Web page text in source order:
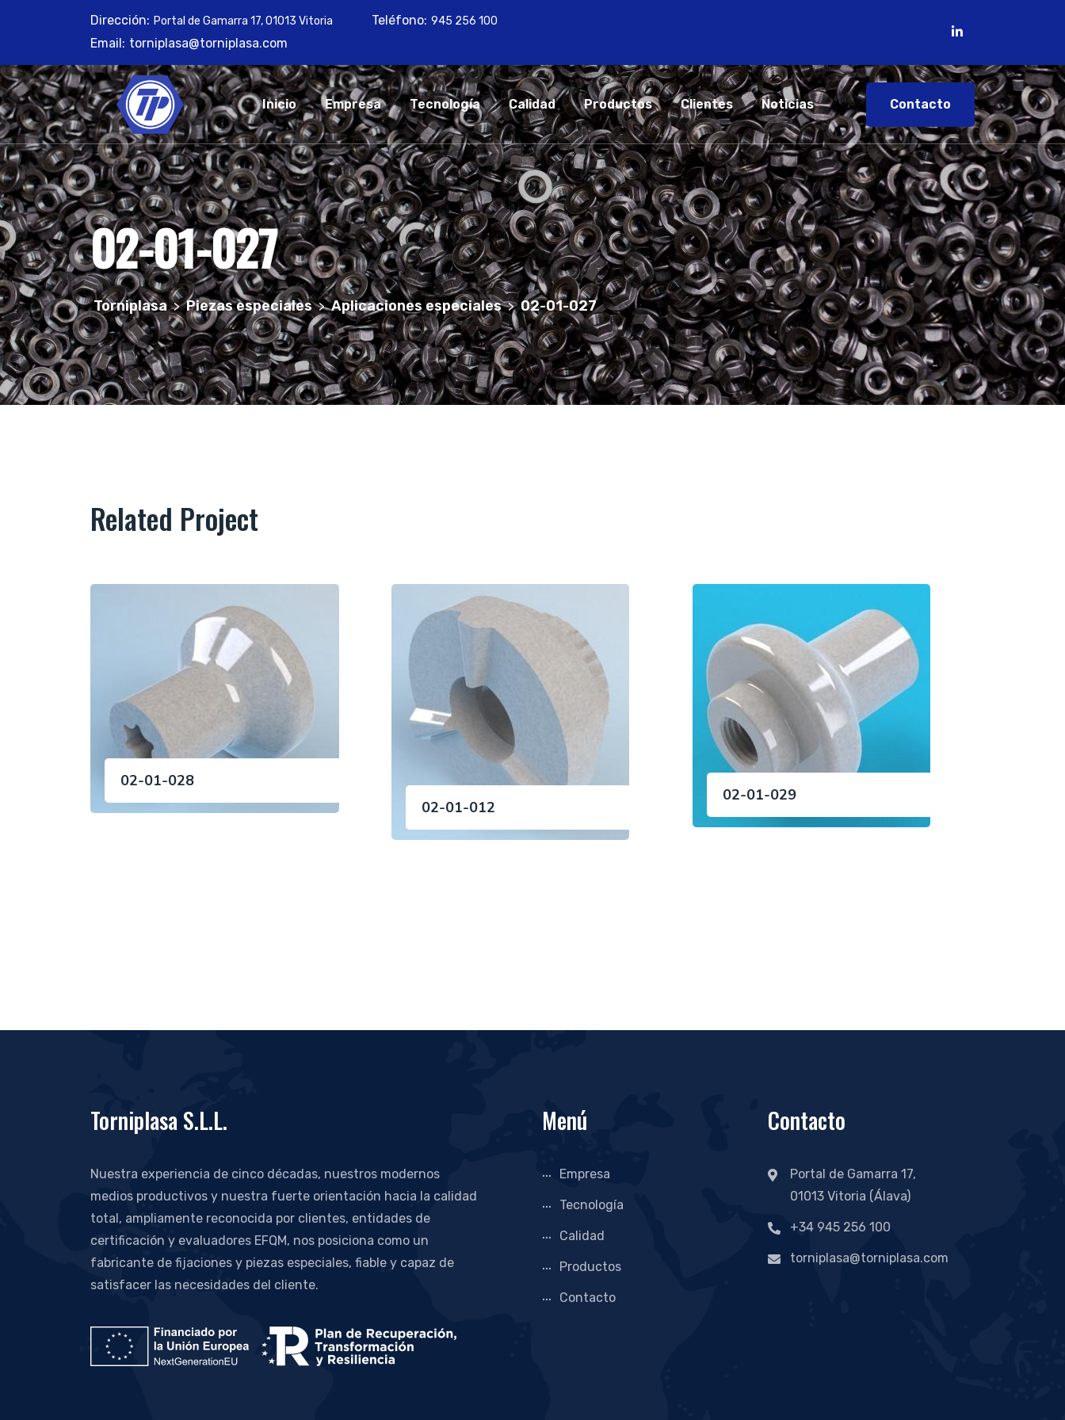
Dirección: Portal de Gamarra 17, 01013 Vitoria Teléfono: 945 256 100
Email: torniplasa@torniplasa.com
Inicio Empresa Tecnología Calidad Productos Clientes Noticias Contacto
02-01-027
Torniplasa > Piezas especiales > Aplicaciones especiales > 02-01-027
Related Project
02-01-028
02-01-012
02-01-029
Torniplasa S.L.L.
Nuestra experiencia de cinco décadas, nuestros modernos
medios productivos y nuestra fuerte orientación hacia la calidad
total, ampliamente reconocida por clientes, entidades de
certificación y evaluadores EFQM, nos posiciona como un
fabricante de fijaciones y piezas especiales, fiable y capaz de
satisfacer las necesidades del cliente.
Menú
Empresa
Tecnología
Calidad
Productos
Contacto
Contacto
Portal de Gamarra 17,
01013 Vitoria (Álava)
+34 945 256 100
torniplasa@torniplasa.com